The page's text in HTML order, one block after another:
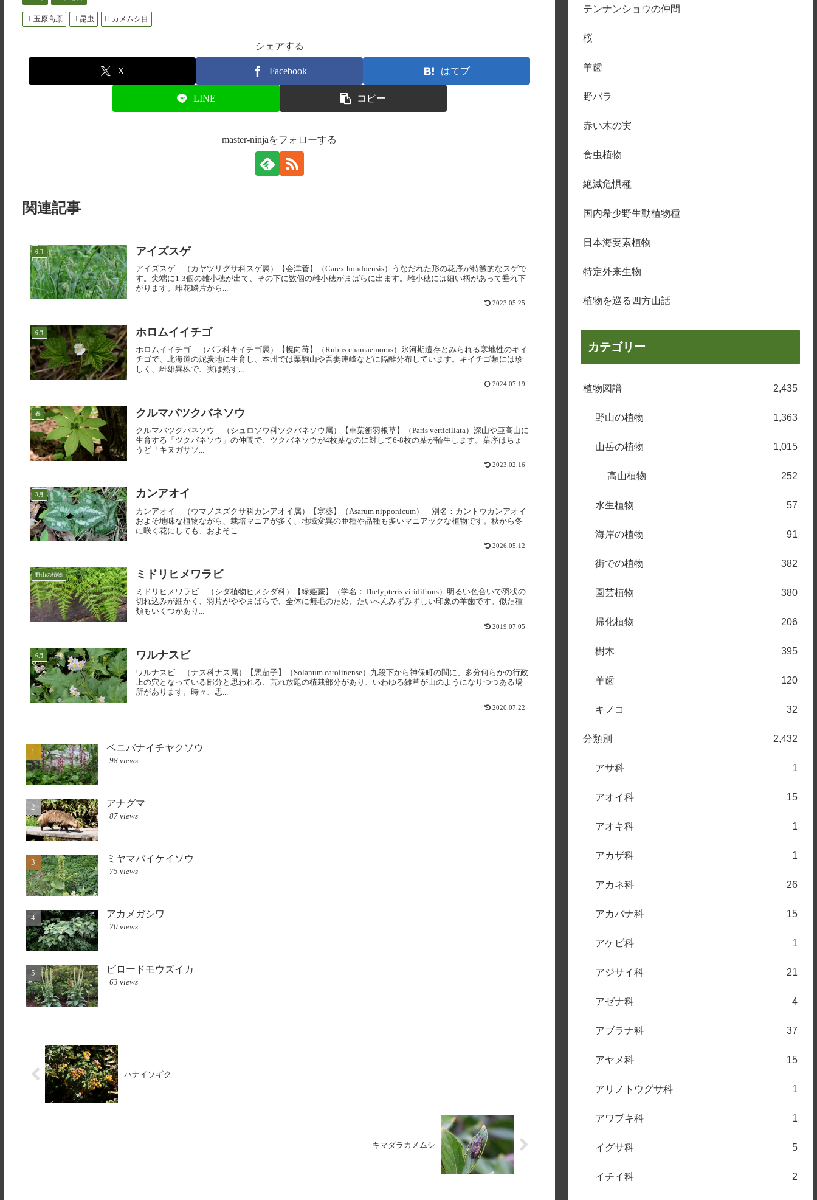
玉原高原 昆虫 カメムシ目
シェアする
X Facebook はてブ
LINE コピー
master-ninjaをフォローする
関連記事
6月 アイズスゲ
アイズスゲ （カヤツリグサ科スゲ属）【会津菅】（Carex hondoensis）うなだれた形の花序が特徴的なスゲで
す。尖端に1-3個の雄小穂が出て、その下に数個の雌小穂がまばらに出ます。雌小穂には細い柄があって垂れ下
がります。雌花鱗片から...
2023.05.25
6月 ホロムイイチゴ
ホロムイイチゴ （バラ科キイチゴ属）【幌向苺】（Rubus chamaemorus）氷河期遺存とみられる寒地性のキイ
チゴで、北海道の泥炭地に生育し、本州では栗駒山や吾妻連峰などに隔離分布しています。キイチゴ類には珍
しく、雌雄異株で、実は熟す...
2024.07.19
春 クルマバツクバネソウ
クルマバツクバネソウ （シュロソウ科ツクバネソウ属）【車葉衝羽根草】（Paris verticillata）深山や亜高山に
生育する「ツクバネソウ」の仲間で、ツクバネソウが4枚葉なのに対して6-8枚の葉が輪生します。葉序はちょ
うど「キヌガサソ...
2023.02.16
3月 カンアオイ
カンアオイ （ウマノスズクサ科カンアオイ属）【寒葵】（Asarum nipponicum） 別名：カントウカンアオイ
およそ地味な植物ながら、栽培マニアが多く、地域変異の亜種や品種も多いマニアックな植物です。秋から冬
に咲く花にしても、およそこ...
2026.05.12
野山の植物 ミドリヒメワラビ
ミドリヒメワラビ （シダ植物ヒメシダ科）【緑姫蕨】（学名：Thelypteris viridifrons）明るい色合いで羽状の
切れ込みが細かく、羽片がややまばらで、全体に無毛のため、たいへんみずみずしい印象の羊歯です。似た種
類もいくつかあり...
2019.07.05
6月 ワルナスビ
ワルナスビ （ナス科ナス属）【悪茄子】（Solanum carolinense）九段下から神保町の間に、多分何らかの行政
上の穴となっている部分と思われる、荒れ放題の植栽部分があり、いわゆる雑草が山のようになりつつある場
所があります。時々、思...
2020.07.22
ベニバナイチヤクソウ
98 views
アナグマ
87 views
ミヤマバイケイソウ
75 views
アカメガシワ
70 views
ビロードモウズイカ
63 views
ハナイソギク
キマダラカメムシ
テンナンショウの仲間
桜
羊歯
野バラ
赤い木の実
食虫植物
絶滅危惧種
国内希少野生動植物種
日本海要素植物
特定外来生物
植物を巡る四方山話
カテゴリー
植物図譜 2,435
野山の植物 1,363
山岳の植物 1,015
高山植物 252
水生植物 57
海岸の植物 91
街での植物 382
園芸植物 380
帰化植物 206
樹木 395
羊歯 120
キノコ 32
分類別 2,432
アサ科 1
アオイ科 15
アオキ科 1
アカザ科 1
アカネ科 26
アカバナ科 15
アケビ科 1
アジサイ科 21
アゼナ科 4
アブラナ科 37
アヤメ科 15
アリノトウグサ科 1
アワブキ科 1
イグサ科 5
イチイ科 2